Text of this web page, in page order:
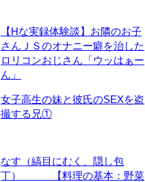
【Hな実録体験談】お隣のお子
さんＪＳのオナニー癖を治した
ロリコンおじさん「ウッはぁー
ん」
女子高生の妹と彼氏のSEXを盗
撮する兄①
なす（縞目にむく、隠し包
丁） 【料理の基本：野菜